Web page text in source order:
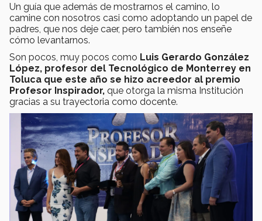
Un guía que además de mostrarnos el camino, lo
camine con nosotros casi como adoptando un papel de
padres, que nos deje caer, pero también nos enseñe
cómo levantarnos.
Son pocos, muy pocos como Luis Gerardo González
López, profesor del Tecnológico de Monterrey en
Toluca que este año se hizo acreedor al premio
Profesor Inspirador, que otorga la misma Institución
gracias a su trayectoria como docente.